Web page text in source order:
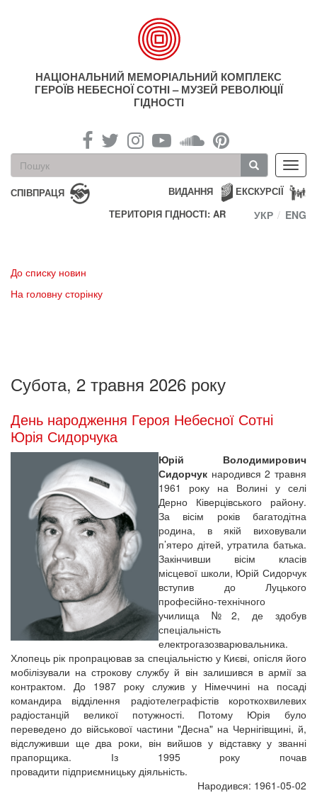
НАЦІОНАЛЬНИЙ МЕМОРІАЛЬНИЙ КОМПЛЕКС
ГЕРОЇВ НЕБЕСНОЇ СОТНІ – МУЗЕЙ РЕВОЛЮЦІЇ
ГІДНОСТІ
Пошукова
форма
Пошук
СПІВПРАЦЯ ЕКСКУРСІЇ
ВИДАННЯ
ТЕРИТОРІЯ ГІДНОСТІ: AR
УКР ENG
До списку новин
На головну сторінку
Субота, 2 травня 2026 року
День народження Героя Небесної Сотні
Юрія Сидорчука
Юрій Володимирович
Сидорчук народився 2 травня
1961 року на Волині у селі
Дерно Ківерцівського району.
За вісім років багатодітна
родина, в якій виховували
п’ятеро дітей, утратила батька.
Закінчивши вісім класів
місцевої школи, Юрій Сидорчук
вступив до Луцького
професійно-технічного
училища №2, де здобув
спеціальність
електрогазозварювальника.
Хлопець рік пропрацював за спеціальністю у Києві, опісля його
мобілізували на строкову службу й він залишився в армії за
контрактом. До 1987 року служив у Німеччині на посаді
командира відділення радіотелеграфістів короткохвилевих
радіостанцій великої потужності. Потому Юрія було
переведено до військової частини "Десна" на Чернігівщині, й,
відслуживши ще два роки, він вийшов у відставку у званні
прапорщика. Із 1995 року почав
провадити підприємницьку діяльність.
Народився: 1961-05-02